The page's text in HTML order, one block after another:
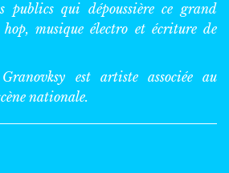
publics qui dépoussière ce grand
musique électro et écriture de
est artiste associée au
nationale.